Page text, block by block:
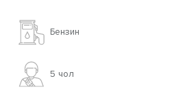
Бензин
5 чoл